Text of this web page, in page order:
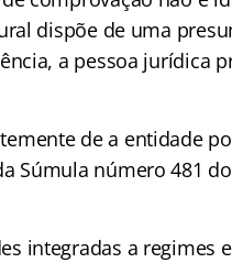
dispõe de uma
a pessoa jurídica
de a entidade
Súmula número 481
integradas a regimes